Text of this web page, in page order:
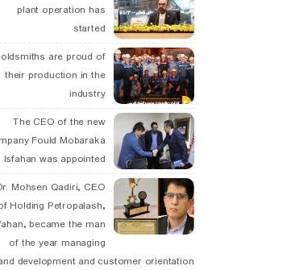
plant operation has
started
are proud of
their production in the
industry
The CEO of the new
Fould Mobaraka
Isfahan was appointed
Mohsen Qadiri, CEO
Holding Petropalash,
became the man
of the year managing
development and customer orientation